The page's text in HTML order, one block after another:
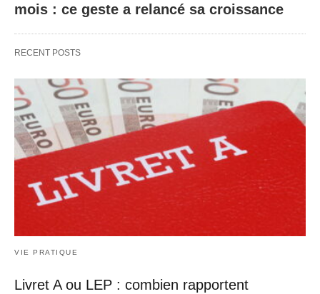
mois : ce geste a relancé sa croissance
RECENT POSTS
VIE PRATIQUE
Livret A ou LEP : combien rapportent